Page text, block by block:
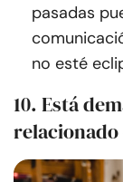
pasadas
no esté
10. Está